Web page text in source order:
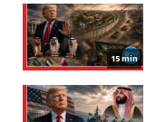
15 min